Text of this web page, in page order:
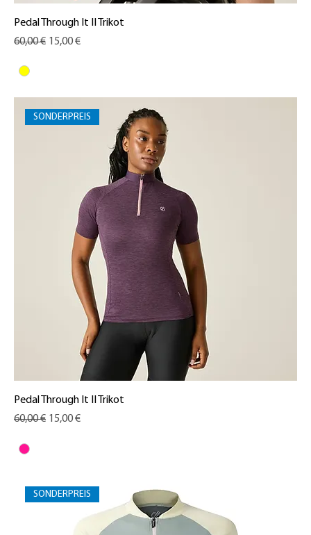
Pedal Through It II Trikot
Standardpreis
60,00 € Sale-Preis
15,00 €
SONDERPREIS
Pedal Through It II Trikot
Standardpreis
60,00 € Sale-Preis
15,00 €
SONDERPREIS